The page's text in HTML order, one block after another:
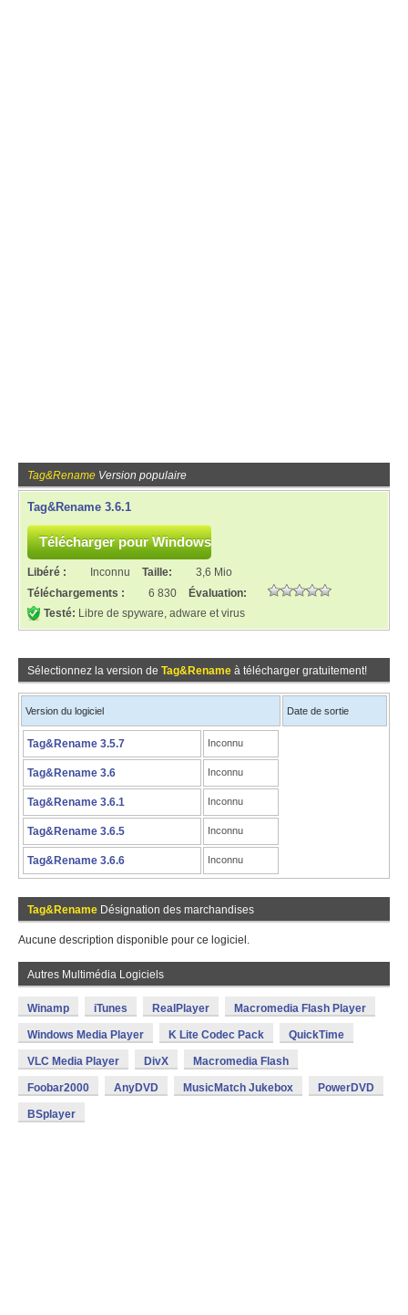
Tag&Rename Version populaire
Tag&Rename 3.6.1
Libéré : Inconnu Taille:
3,6 Mio
Téléchargements :
6 830
Évaluation:
Testé: Libre de spyware, adware et virus
Sélectionnez la version de Tag&Rename à télécharger gratuitement!
Version du logiciel Date de sortie
Tag&Rename 3.5.7 Inconnu
Tag&Rename 3.6 Inconnu
Tag&Rename 3.6.1 Inconnu
Tag&Rename 3.6.5 Inconnu
Tag&Rename 3.6.6 Inconnu
Tag&Rename Désignation des marchandises
Aucune description disponible pour ce logiciel.
Autres Multimédia Logiciels
Winamp iTunes RealPlayer Macromedia Flash Player
Windows Media Player K Lite Codec Pack QuickTime
VLC Media Player DivX Macromedia Flash
Foobar2000 AnyDVD MusicMatch Jukebox PowerDVD
BSplayer